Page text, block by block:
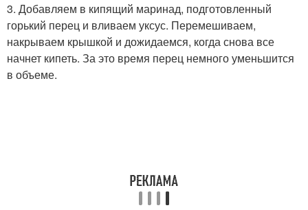
3. Добавляем в кипящий маринад, подготовленный
горький перец и вливаем уксус. Перемешиваем,
накрываем крышкой и дожидаемся, когда снова все
начнет кипеть. За это время перец немного уменьшится
в объеме.